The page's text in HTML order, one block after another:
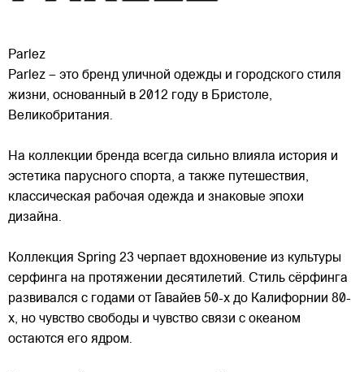
Parlez
Parlez – это бренд уличной одежды и городского стиля
жизни, основанный в 2012 году в Бристоле,
Великобритания.
На коллекции бренда всегда сильно влияла история и
эстетика парусного спорта, а также путешествия,
классическая рабочая одежда и знаковые эпохи
дизайна.
Коллекция Spring 23 черпает вдохновение из культуры
серфинга на протяжении десятилетий. Стиль сёрфинга
развивался с годами от Гавайев 50-х до Калифорнии 80-
х, но чувство свободы и чувство связи с океаном
остаются его ядром.